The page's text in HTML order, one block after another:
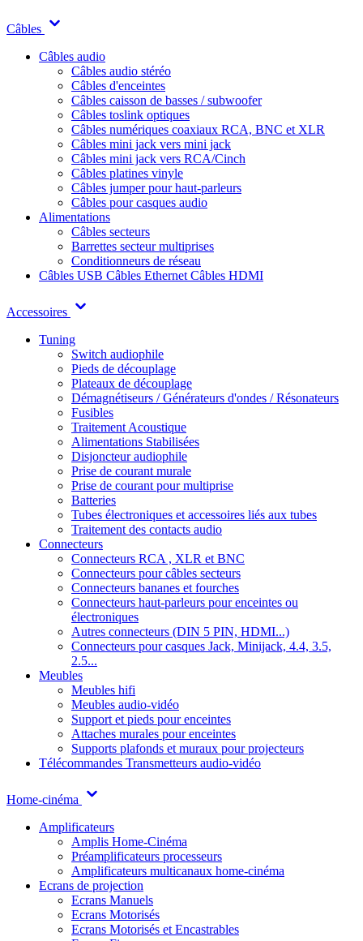
Câbles
Câbles audio
Câbles audio stéréo
Câbles d'enceintes
Câbles caisson de basses / subwoofer
Câbles toslink optiques
Câbles numériques coaxiaux RCA, BNC et XLR
Câbles mini jack vers mini jack
Câbles mini jack vers RCA/Cinch
Câbles platines vinyle
Câbles jumper pour haut-parleurs
Câbles pour casques audio
Alimentations
Câbles secteurs
Barrettes secteur multiprises
Conditionneurs de réseau
Câbles USB Câbles Ethernet Câbles HDMI
Accessoires
Tuning
Switch audiophile
Pieds de découplage
Plateaux de découplage
Démagnétiseurs / Générateurs d'ondes / Résonateurs
Fusibles
Traitement Acoustique
Alimentations Stabilisées
Disjoncteur audiophile
Prise de courant murale
Prise de courant pour multiprise
Batteries
Tubes électroniques et accessoires liés aux tubes
Traitement des contacts audio
Connecteurs
Connecteurs RCA , XLR et BNC
Connecteurs pour câbles secteurs
Connecteurs bananes et fourches
Connecteurs haut-parleurs pour enceintes ou
électroniques
Autres connecteurs (DIN 5 PIN, HDMI...)
Connecteurs pour casques Jack, Minijack, 4.4, 3.5,
2.5...
Meubles
Meubles hifi
Meubles audio-vidéo
Support et pieds pour enceintes
Attaches murales pour enceintes
Supports plafonds et muraux pour projecteurs
Télécommandes Transmetteurs audio-vidéo
Home-cinéma
Amplificateurs
Amplis Home-Cinéma
Préamplificateurs processeurs
Amplificateurs multicanaux home-cinéma
Ecrans de projection
Ecrans Manuels
Ecrans Motorisés
Ecrans Motorisés et Encastrables